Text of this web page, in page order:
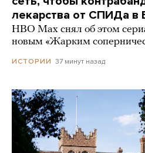
лекарства от СПИДа в
HBO Max снял об этом
новым «Жарким
ИСТОРИИ 37 минут назад